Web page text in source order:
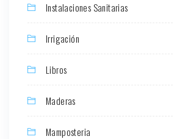
Instalaciones Sanitarias
Irrigación
Libros
Maderas
Mamposteria